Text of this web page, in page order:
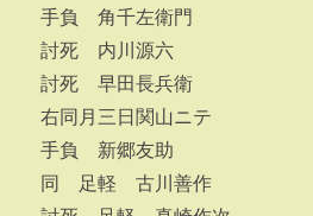
手負 角千左衛門
討死 内川源六
討死 早田長兵衛
右同月三日関山ニテ
手負 新郷友助
同 足軽 古川善作